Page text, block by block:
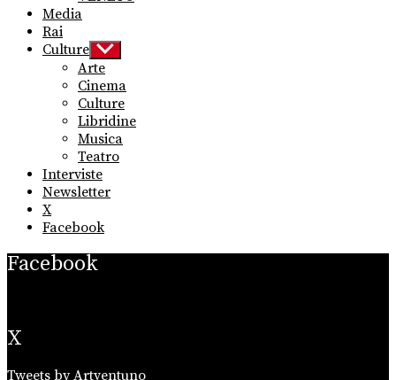
Media
Rai
Culture Show
sub
menu
Arte
Cinema
Culture
Libridine
Musica
Teatro
Interviste
Newsletter
X
Facebook
Facebook
X
Tweets by Artventuno